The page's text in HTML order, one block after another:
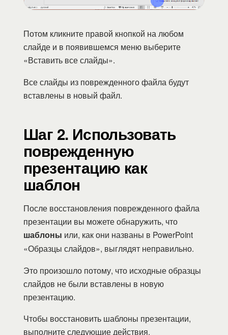
Потом кликните правой кнопкой на любом
слайде и в появившемся меню выберите
«Вставить все слайды».
Все слайды из поврежденного файла будут
вставлены в новый файл.
Шаг 2. Использовать
поврежденную
презентацию как
шаблон
После восстановления поврежденного файла
презентации вы можете обнаружить, что
шаблоны или, как они названы в PowerPoint
«Образцы слайдов», выглядят неправильно.
Это произошло потому, что исходные образцы
слайдов не были вставлены в новую
презентацию.
Чтобы восстановить шаблоны презентации,
выполните следующие действия.